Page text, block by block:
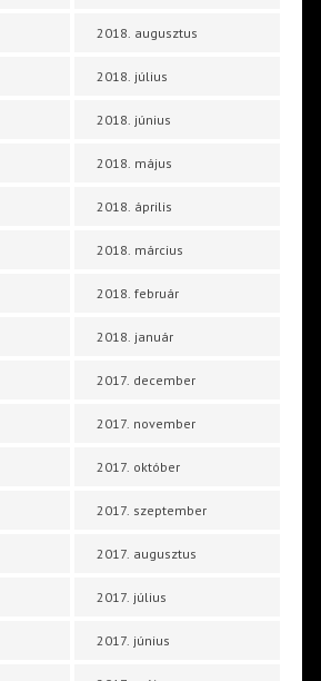
2018. augusztus
2018. július
2018. június
2018. május
2018. április
2018. március
2018. február
2018. január
2017. december
2017. november
2017. október
2017. szeptember
2017. augusztus
2017. július
2017. június